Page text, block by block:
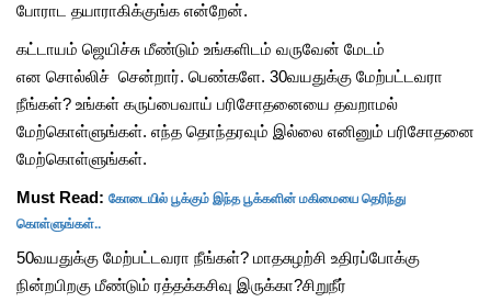
போராட தயாராகிக்குங்க என்றேன்.
கட்டாயம் ஜெயிச்சு மீண்டும் உங்களிடம் வருவேன் மேடம்
என சொல்லிச் சென்றார். பெண்களே. 30வயதுக்கு மேற்பட்டவரா
நீங்கள்? உங்கள் கருப்பைவாய் பரிசோதனையை தவறாமல்
மேற்கொள்ளுங்கள். எந்த தொந்தரவும் இல்லை எனினும் பரிசோதனை
மேற்கொள்ளுங்கள்.
Must Read: கோடையில் பூக்கும் இந்த பூக்களின் மகிமையை தெரிந்து
கொள்ளுங்கள்..
50வயதுக்கு மேற்பட்டவரா நீங்கள்? மாதசுழற்சி உதிரப்போக்கு
நின்றபிறகு மீண்டும் ரத்தக்கசிவு இருக்கா?சிறுநீர்